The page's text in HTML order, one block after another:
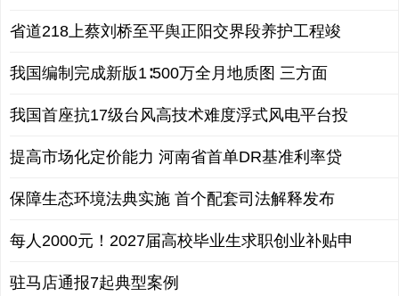
省道218上蔡刘桥至平舆正阳交界段养护工程竣
我国编制完成新版1∶500万全月地质图 三方面
我国首座抗17级台风高技术难度浮式风电平台投
提高市场化定价能力 河南省首单DR基准利率贷
保障生态环境法典实施 首个配套司法解释发布
每人2000元！2027届高校毕业生求职创业补贴申
驻马店通报7起典型案例